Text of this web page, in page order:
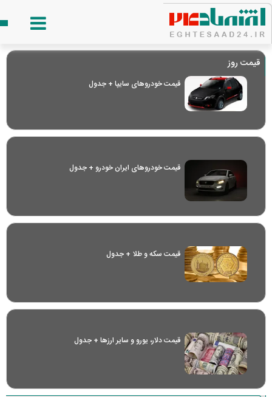
قیمت روز
قیمت خودرو‌های سایپا + جدول
قیمت خودرو‌های ایران خودرو + جدول
قیمت سکه و طلا + جدول
قیمت دلار، یورو و سایر ارز‌ها + جدول